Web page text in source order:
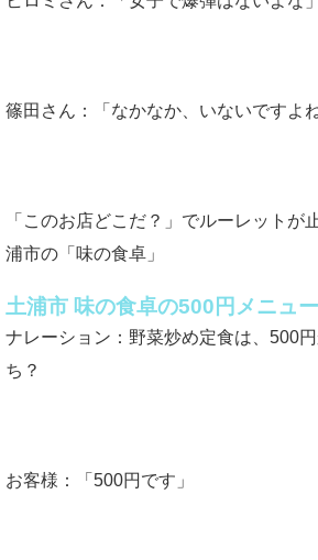
篠田さん：「なかなか、いないですよね
「このお店どこだ？」でルーレットが
浦市の「味の食卓」
土浦市 味の食卓の500円メニュー
ナレーション：野菜炒め定食は、500
ち？
お客様：「500円です」